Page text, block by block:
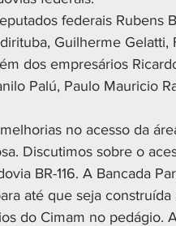
federais Rubens
Guilherme Gelatti,
dos empresários
Palú, Paulo Mauricio
no acesso da
Discutimos sobre o
BR-116. A Bancada
até que seja
do Cimam no pedágio.